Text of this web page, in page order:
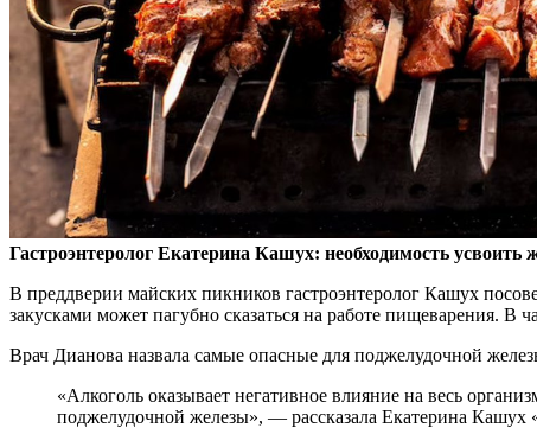
Гастроэнтеролог Екатерина Кашух: необходимость
В преддверии майских пикников гастроэнтеролог Кашух
закусками может пагубно сказаться на работе пищеварения. В
Врач Дианова назвала самые опасные для поджелудочной
«Алкоголь оказывает негативное влияние на весь
поджелудочной железы», — рассказала Екатерина Кашух